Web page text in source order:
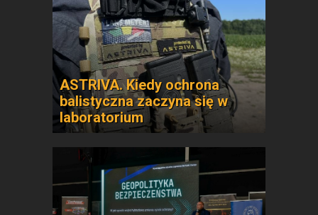
ASTRIVA. Kiedy ochrona
balistyczna zaczyna się w
laboratorium